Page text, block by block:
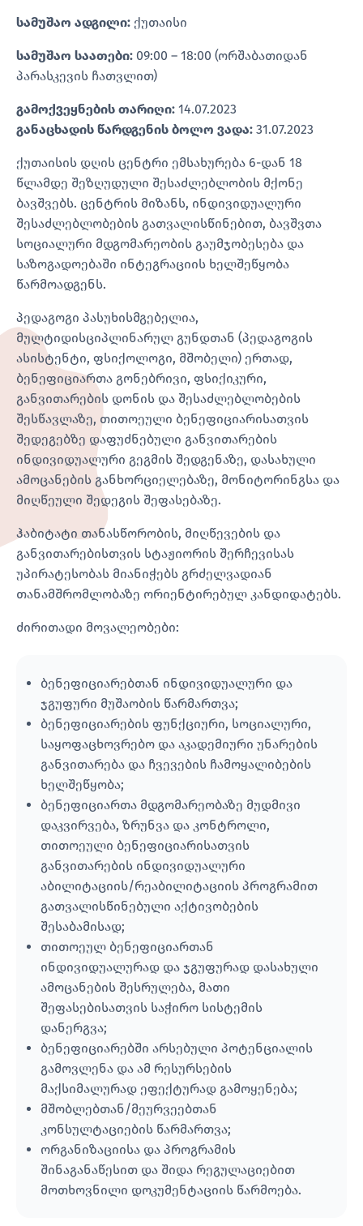
სამუშაო ადგილი: ქუთაისი
სამუშაო საათები: 09:00 – 18:00 (ორშაბათიდან
პარასკევის ჩათვლით)
გამოქვეყნების თარიღი: 14.07.2023
განაცხადის წარდგენის ბოლო ვადა: 31.07.2023
ქუთაისის დღის ცენტრი ემსახურება 6-დან 18
წლამდე შეზღუდული შესაძლებლობის მქონე
ბავშვებს. ცენტრის მიზანს, ინდივიდუალური
შესაძლებლობების გათვალისწინებით, ბავშვთა
სოციალური მდგომარეობის გაუმჯობესება და
საზოგადოებაში ინტეგრაციის ხელშეწყობა
წარმოადგენს.
პედაგოგი პასუხისმგებელია,
მულტიდისციპლინარულ გუნდთან (პედაგოგის
ასისტენტი, ფსიქოლოგი, მშობელი) ერთად,
ბენეფიციართა გონებრივი, ფსიქიკური,
განვითარების დონის და შესაძლებლობების
შესწავლაზე, თითოეული ბენეფიციარისათვის
შედეგებზე დაფუძნებული განვითარების
ინდივიდუალური გეგმის შედგენაზე, დასახული
ამოცანების განხორციელებაზე, მონიტორინგსა და
მიღწეული შედეგის შეფასებაზე.
ჰაბიტატი თანასწორობის, მიღწევების და
განვითარებისთვის სტაჟიორის შერჩევისას
უპირატესობას მიანიჭებს გრძელვადიან
თანამშრომლობაზე ორიენტირებულ კანდიდატებს.
ძირითადი მოვალეობები:
ბენეფიციარებთან ინდივიდუალური და
ჯგუფური მუშაობის წარმართვა;
ბენეფიციარების ფუნქციური, სოციალური,
საყოფაცხოვრებო და აკადემიური უნარების
განვითარება და ჩვევების ჩამოყალიბების
ხელშეწყობა;
ბენეფიციართა მდგომარეობაზე მუდმივი
დაკვირვება, ზრუნვა და კონტროლი,
თითოეული ბენეფიციარისათვის
განვითარების ინდივიდუალური
აბილიტაციის/რეაბილიტაციის პროგრამით
გათვალისწინებული აქტივობების
შესაბამისად;
თითოეულ ბენეფიციართან
ინდივიდუალურად და ჯგუფურად დასახული
ამოცანების შესრულება, მათი
შეფასებისათვის საჭირო სისტემის
დანერგვა;
ბენეფიციარებში არსებული პოტენციალის
გამოვლენა და ამ რესურსების
მაქსიმალურად ეფექტურად გამოყენება;
მშობლებთან/მეურვეებთან
კონსულტაციების წარმართვა;
ორგანიზაციისა და პროგრამის
შინაგანაწესით და შიდა რეგულაციებით
მოთხოვნილი დოკუმენტაციის წარმოება.